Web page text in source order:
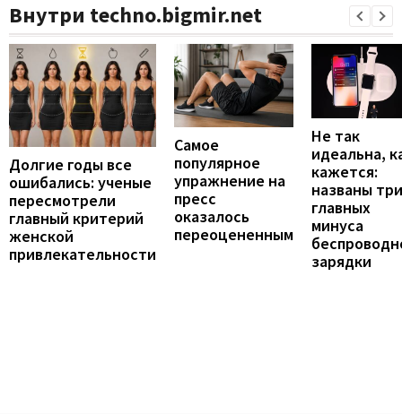
Внутри techno.bigmir.net
Долгие годы все
ошибались: ученые
пересмотрели
главный критерий
женской
привлекательности
Самое
популярное
упражнение на
пресс
оказалось
переоцененным
Не так
идеальна,
кажется:
названы три
главных
минуса
зарядки